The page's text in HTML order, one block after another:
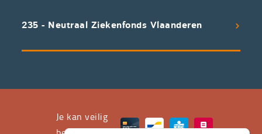
uitstekend
waarvan
235 - Neutraal Ziekenfonds Vlaanderen
Je kan veilig